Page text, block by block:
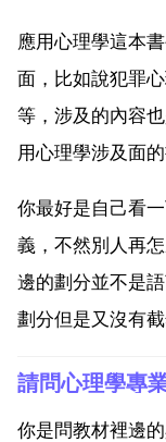
應用心理學這本
面，比如說犯罪
等，涉及的內容
用心理學涉及面的
你最好是自己看
義，不然別人再
邊的劃分並不是
劃分但是又沒有截
你是問教材裡邊